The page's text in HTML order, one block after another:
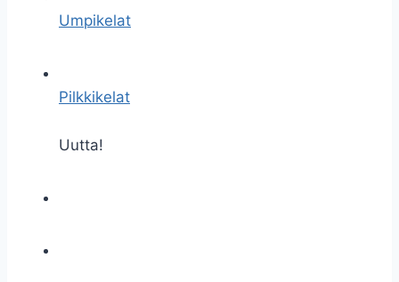
Umpikelat
Pilkkikelat
Uutta!